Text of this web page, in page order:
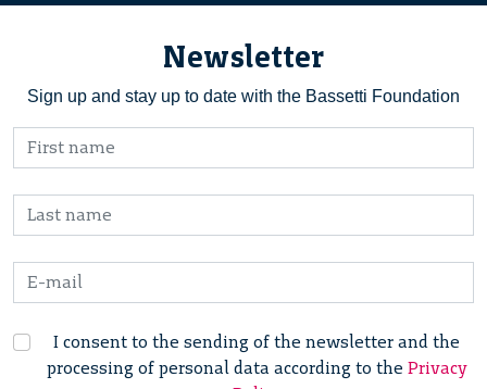
Newsletter
Sign up and stay up to date with the Bassetti Foundation
I consent to the sending of the newsletter and the
processing of personal data according to the Privacy